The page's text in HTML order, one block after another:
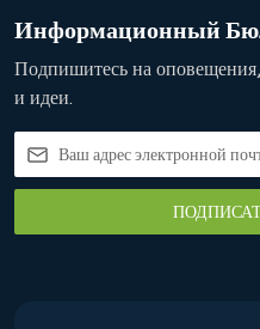
Информационный
Подпишитесь на
и идеи.